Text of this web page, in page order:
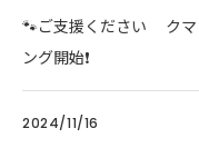
🐾ご支援ください クマ
ング開始❗
2024/11/16